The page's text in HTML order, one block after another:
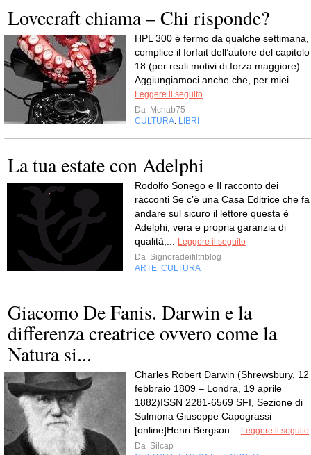
Lovecraft chiama – Chi risponde?
HPL 300 è fermo da qualche settimana,
complice il forfait dell’autore del capitolo
18 (per reali motivi di forza maggiore).
Aggiungiamoci anche che, per miei...
Leggere il seguito
Da Mcnab75
CULTURA LIBRI
La tua estate con Adelphi
Rodolfo Sonego e Il racconto dei
racconti Se c’è una Casa Editrice che fa
andare sul sicuro il lettore questa è
Adelphi, vera e propria garanzia di
qualità,...
Leggere il seguito
Da Signoradeifiltriblog
ARTE CULTURA
Giacomo De Fanis. Darwin e la
differenza creatrice ovvero come la
Natura si...
Charles Robert Darwin (Shrewsbury, 12
febbraio 1809 – Londra, 19 aprile
1882)ISSN 2281-6569 SFI, Sezione di
Sulmona Giuseppe Capograssi
[online]Henri Bergson...
Leggere il seguito
Da Silcap